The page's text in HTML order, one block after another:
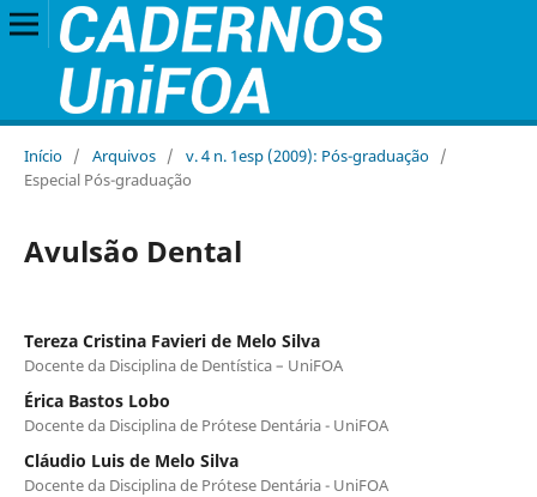
Início / Arquivos / v. 4 n. 1esp (2009): Pós-graduação /
Especial Pós-graduação
Avulsão Dental
Tereza Cristina Favieri de Melo Silva
Docente da Disciplina de Dentística – UniFOA
Érica Bastos Lobo
Docente da Disciplina de Prótese Dentária - UniFOA
Cláudio Luis de Melo Silva
Docente da Disciplina de Prótese Dentária - UniFOA